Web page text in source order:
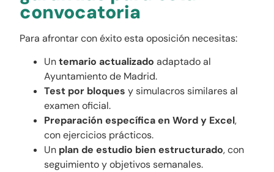
convocatoria
Para afrontar con éxito esta oposición necesitas:
Untemario actualizado adaptado al
Ayuntamiento de Madrid.
Test por bloques y simulacros similares al
examen oficial.
Preparación específica en Word y Excel,
con ejercicios prácticos.
Un plan de estudio bien estructurado, con
seguimiento y objetivos semanales.